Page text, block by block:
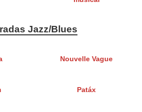
Jazz/Blues
Nouvelle Vague
Patáx